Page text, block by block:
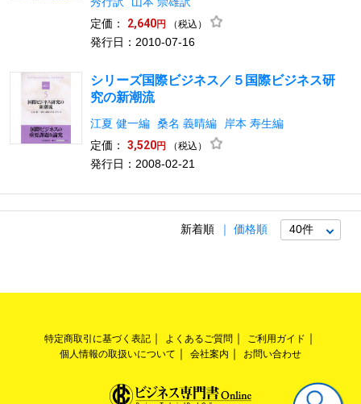
定価：
2,640円 （税込）
発行日：2010-07-16
シリーズ国際ビジネス／５国際ビジネス研
究の新潮流
江夏 健一編 桑名 義晴編
岸本 寿生編
定価：
3,520円 （税込）
発行日：2008-02-21
新着順 価格順
特定商取引に基づく表記 よくあるご質問
ご利用ガイド
個人情報の取扱いについて
会社案内 お問い合わせ